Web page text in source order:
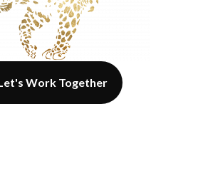
Work Together